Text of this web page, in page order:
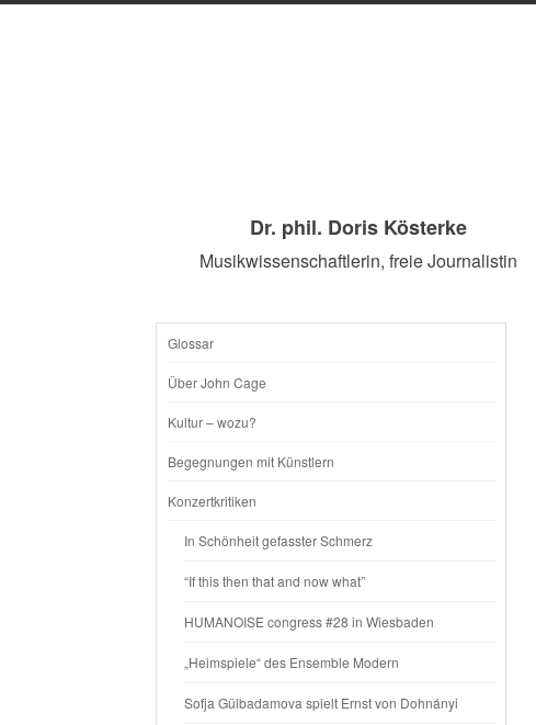
Dr. phil. Doris Kösterke
Musikwissenschaftlerin, freie Journalistin
SKIP
CONTENT
Glossar
Über John Cage
Kultur – wozu?
Begegnungen mit Künstlern
Konzertkritiken
In Schönheit gefasster Schmerz
“If this then that and now what”
HUMANOISE congress #28 in Wiesbaden
„Heimspiele“ des Ensemble Modern
Sofja Gülbadamova spielt Ernst von Dohnányi